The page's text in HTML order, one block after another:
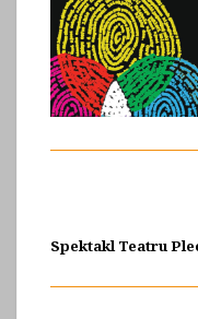
Spektakl Teatru